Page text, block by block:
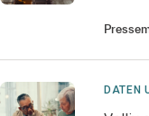
DATEN